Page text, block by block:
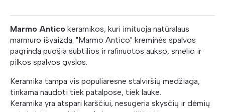
Marmo Antico keramikos, kuri imituoja natūralaus
marmuro išvaizdą. "Marmo Antico" kreminės spalvos
pagrindą puošia subtilios ir rafinuotos aukso, smėlio ir
pilkos spalvos gyslos.
Keramika tampa vis populiaresne stalviršių medžiaga,
tinkama naudoti tiek patalpose, tiek lauke.
Keramika yra atspari karščiui, nesugeria skysčių ir dėmių